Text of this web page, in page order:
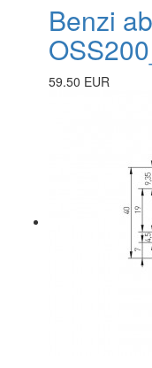
Benzi
59.50 EUR